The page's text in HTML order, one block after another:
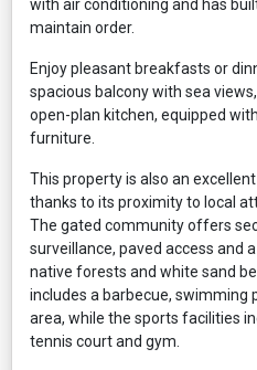
with air conditioning and has
maintain order.
Enjoy pleasant breakfasts or
spacious balcony with sea
open-plan kitchen, equipped
furniture.
This property is also an
thanks to its proximity to local
The gated community offers
surveillance, paved access and
native forests and white sand
includes a barbecue, swimming
area, while the sports facilities
tennis court and gym.